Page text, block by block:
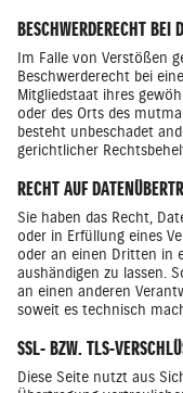
BESCHWERDERECHT BEI
Im Falle von Verstößen
Beschwerderecht bei
Mitgliedstaat ihres
oder des Orts des
besteht unbeschadet
gerichtlicher
RECHT AUF
Sie haben das Recht,
oder in Erfüllung eines
oder an einen Dritten in
aushändigen zu lassen.
an einen anderen
soweit es technisch
SSL- BZW. TLS-
Diese Seite nutzt aus